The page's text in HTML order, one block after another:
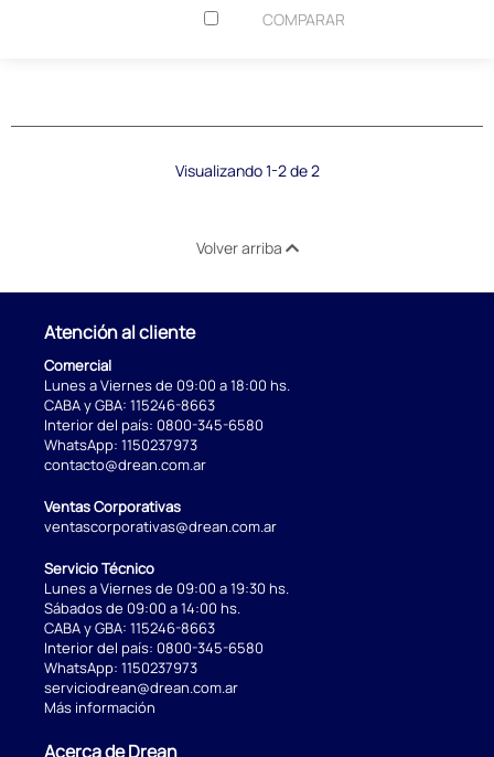
COMPARAR
Visualizando 1-2 de 2
Volver arriba
Atención al cliente
Comercial
Lunes a Viernes de 09:00 a 18:00 hs.
CABA y GBA: 115246-8663
Interior del país: 0800-345-6580
WhatsApp: 1150237973
contacto@drean.com.ar
Ventas Corporativas
ventascorporativas@drean.com.ar
Servicio Técnico
Lunes a Viernes de 09:00 a 19:30 hs.
Sábados de 09:00 a 14:00 hs.
CABA y GBA: 115246-8663
Interior del país: 0800-345-6580
WhatsApp: 1150237973
serviciodrean@drean.com.ar
Más información
Acerca de Drean